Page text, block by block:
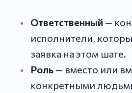
Ответственный —
исполнители,
заявка на этом шаге.
Роль — вместо или
конкретными